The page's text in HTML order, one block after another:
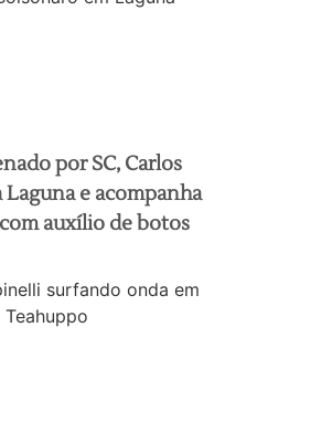
por SC, Carlos
e acompanha
auxílio de botos